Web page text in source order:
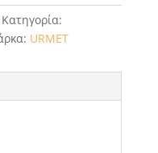
Κατηγορία:
URMET